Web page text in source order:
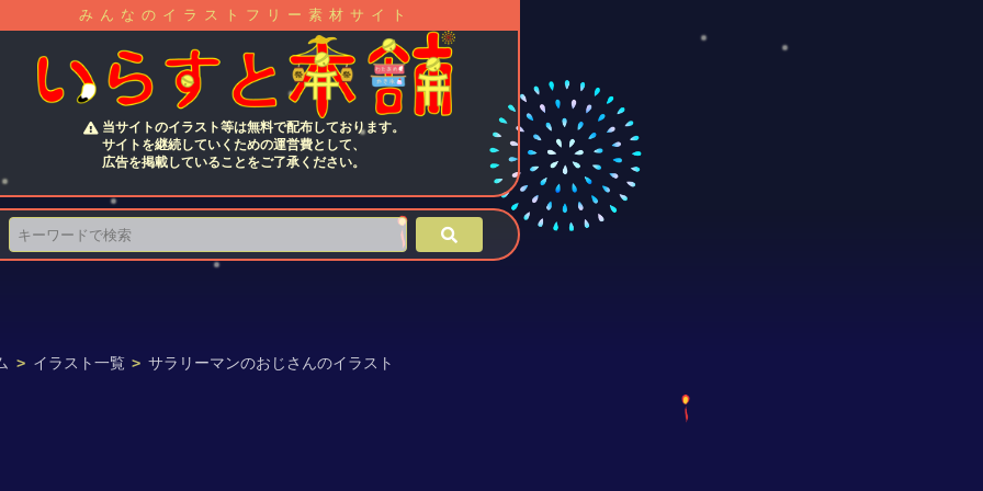
みんなのイラストフリー素材サイト
当サイトのイラスト等は無料で配布しております。
サイトを継続していくための運営費として、
広告を掲載していることをご了承ください。
> イラスト一覧 > サラリーマンのおじさんのイラスト